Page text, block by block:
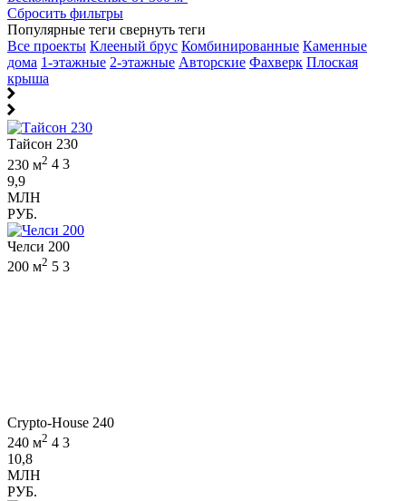
Сбросить фильтры
Популярные теги свернуть теги
Все проекты Клееный брус Комбинированные Каменные
дома 1-этажные 2-этажные Авторские Фахверк Плоская
крыша
Тайсон 230
230 м2 4 3
9,9
МЛН
РУБ.
Челси 200
200 м2 5 3
Crypto-House 240
240 м2 4 3
10,8
МЛН
РУБ.